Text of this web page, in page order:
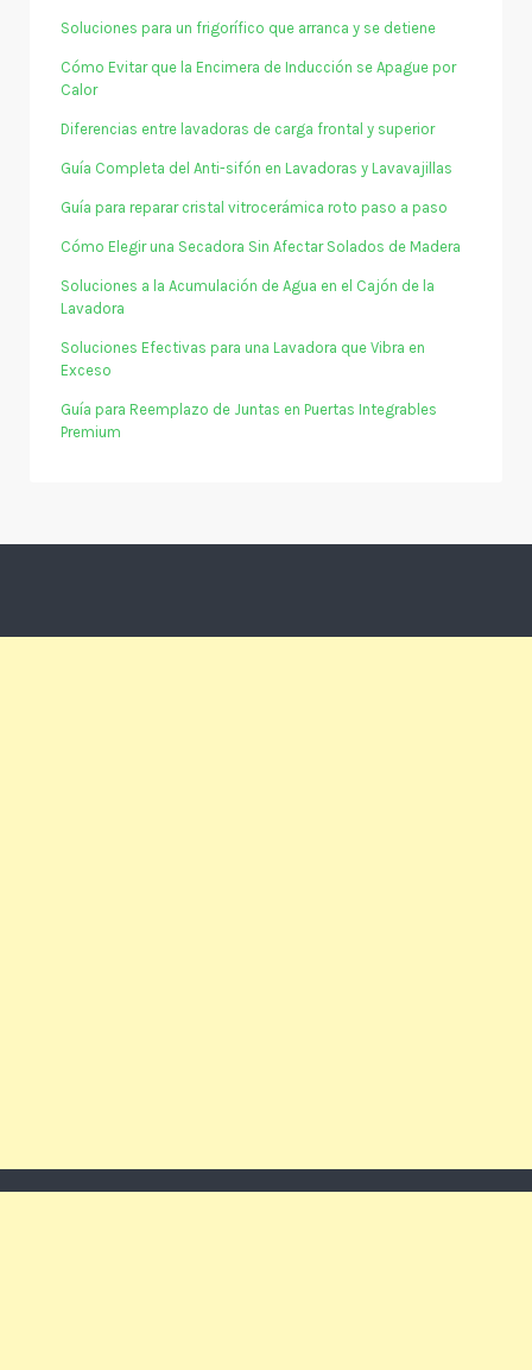
Soluciones para un frigorífico que arranca y se detiene
Cómo Evitar que la Encimera de Inducción se Apague por
Calor
Diferencias entre lavadoras de carga frontal y superior
Guía Completa del Anti-sifón en Lavadoras y Lavavajillas
Guía para reparar cristal vitrocerámica roto paso a paso
Cómo Elegir una Secadora Sin Afectar Solados de Madera
Soluciones a la Acumulación de Agua en el Cajón de la
Lavadora
Soluciones Efectivas para una Lavadora que Vibra en
Exceso
Guía para Reemplazo de Juntas en Puertas Integrables
Premium